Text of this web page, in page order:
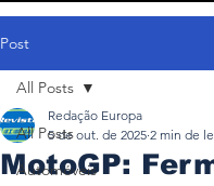
Post
All Posts
Automóveis
All Posts
MotoGP:
Redação Europa
5 de out. de 2025 2 min de